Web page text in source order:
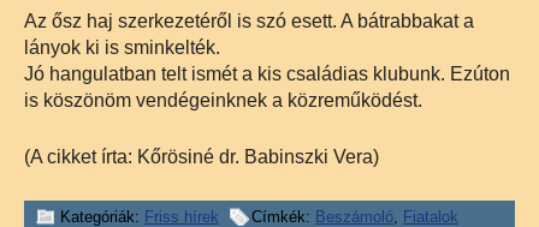
Az ősz haj szerkezetéről is szó esett. A bátrabbakat a
lányok ki is sminkelték.
Jó hangulatban telt ismét a kis családias klubunk. Ezúton
is köszönöm vendégeinknek a közreműködést.
(A cikket írta: Kőrösiné dr. Babinszki Vera)
Kategóriák: Friss hírek Címkék: Beszámoló, Fiatalok